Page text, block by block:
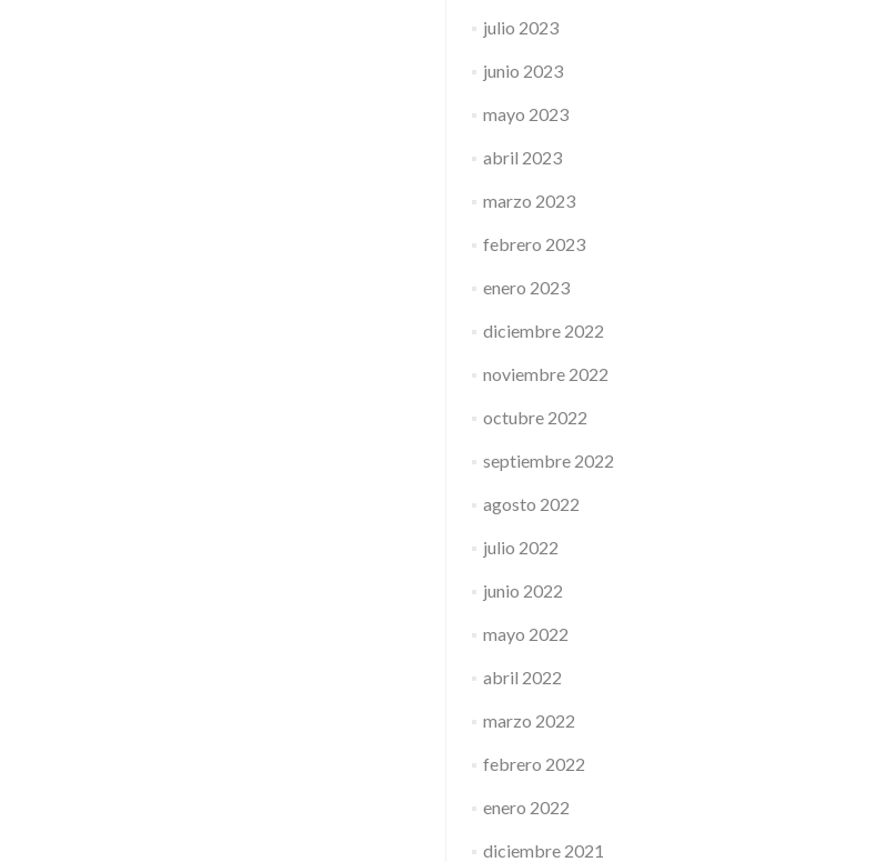
julio 2023
junio 2023
mayo 2023
abril 2023
marzo 2023
febrero 2023
enero 2023
diciembre 2022
noviembre 2022
octubre 2022
septiembre 2022
agosto 2022
julio 2022
junio 2022
mayo 2022
abril 2022
marzo 2022
febrero 2022
enero 2022
diciembre 2021